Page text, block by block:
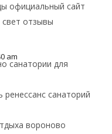
официальный сайт
отзывы
am
санатории для
ренессанс санаторий
вороново